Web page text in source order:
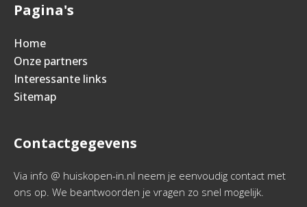
Pagina's
Home
Onze partners
Interessante links
Sitemap
Contactgegevens
Via info @ huiskopen-in.nl neem je eenvoudig contact met
ons op. We beantwoorden je vragen zo snel mogelijk.